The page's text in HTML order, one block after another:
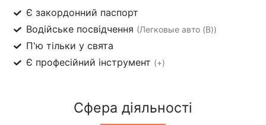
Є закордонний паспорт
Водійське посвідчення (Легковые авто (B))
П'ю тільки у свята
Є професійний інструмент (+)
Сфера діяльності